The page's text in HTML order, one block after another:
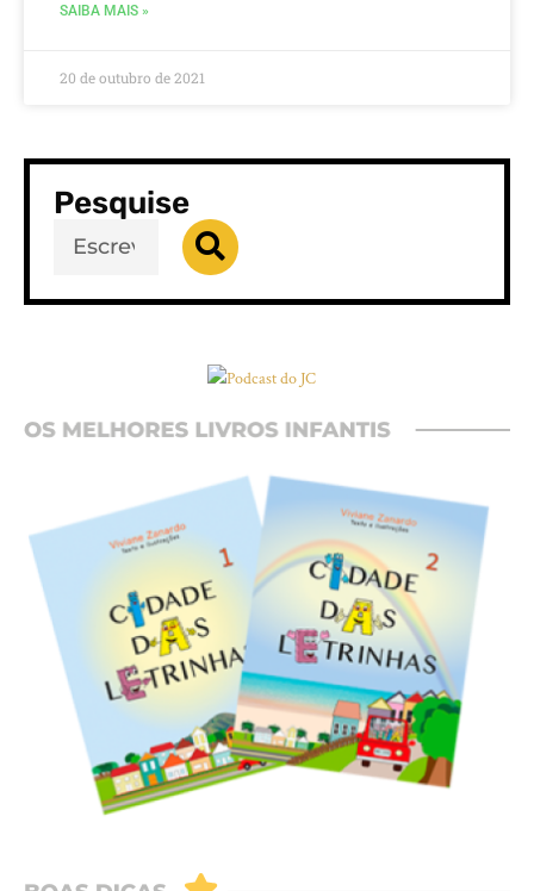
SAIBA MAIS »
20 de outubro de 2021
Pesquise